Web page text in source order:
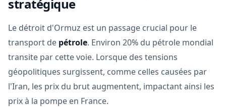
stratégique
Le détroit d'Ormuz est un passage crucial pour le
transport de pétrole. Environ 20% du pétrole mondial
transite par cette voie. Lorsque des tensions
géopolitiques surgissent, comme celles causées par
l'Iran, les prix du brut augmentent, impactant ainsi les
prix à la pompe en France.